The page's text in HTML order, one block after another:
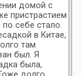
домой с
пристрастием
себе стало.
в Китае,
там
был. Я
была,